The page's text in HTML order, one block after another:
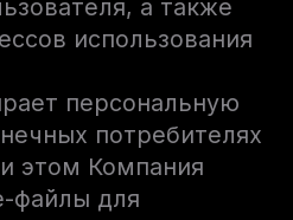
а также
использования
персональную
потребителях
этом Компания
файлы для